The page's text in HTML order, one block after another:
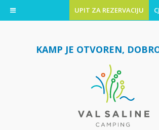
UPIT ZA REZERVACIJU
KAMP JE OTVOREN,